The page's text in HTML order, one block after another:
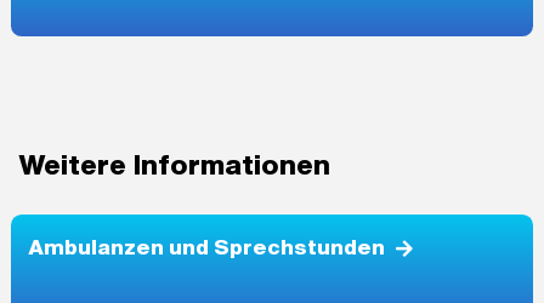
Weitere Informationen
Ambulanzen und Sprechstunden